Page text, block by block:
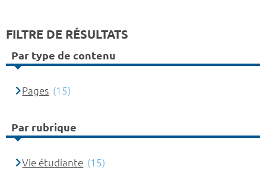
FILTRE DE RÉSULTATS
Par type de contenu
Pages (15)
Par rubrique
Vie étudiante (15)